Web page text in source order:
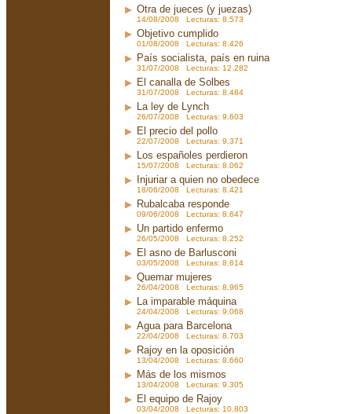
Otra de jueces (y juezas)
14/08/2008 Lecturas: 8.573
Objetivo cumplido
01/08/2008 Lecturas: 8.426
País socialista, país en ruina
31/07/2008 Lecturas: 12.282
El canalla de Solbes
31/07/2008 Lecturas: 8.484
La ley de Lynch
26/07/2008 Lecturas: 9.603
El precio del pollo
22/07/2008 Lecturas: 9.371
Los españoles perdieron
15/07/2008 Lecturas: 8.062
Injuriar a quien no obedece
18/06/2008 Lecturas: 8.421
Rubalcaba responde
09/06/2008 Lecturas: 8.647
Un partido enfermo
26/05/2008 Lecturas: 8.252
El asno de Barlusconi
03/05/2008 Lecturas: 8.614
Quemar mujeres
26/04/2008 Lecturas: 8.965
La imparable máquina
24/04/2008 Lecturas: 9.068
Agua para Barcelona
22/04/2008 Lecturas: 8.703
Rajoy en la oposición
13/04/2008 Lecturas: 8.660
Más de los mismos
13/04/2008 Lecturas: 9.305
El equipo de Rajoy
03/04/2008 Lecturas: 10.803